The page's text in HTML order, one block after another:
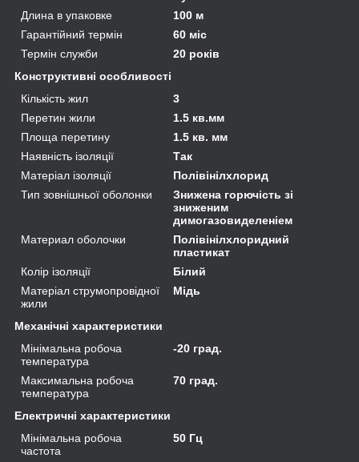
Длина в упаковке
100 м
Гарантійний термін
60 міс
Термін служби
20 років
Конструктивні особливості
Кількість жил
3
Перетин жили
1.5 кв.мм
Площа перетину
1.5 кв. мм
Наявність ізоляції
Так
Матеріал ізоляції
Полівінілхлорид
Тип зовнішньої оболонки
Знижена горючість зі
зниженим
димогазовиделеніем
Материал оболочки
Полівінілхлоридний
пластикат
Колір ізоляції
Білий
Матеріал струмопровідної
жили
Мідь
Механічні характеристики
Мінімальна робоча
температура
-20 град.
Максимальна робоча
температура
70 град.
Електричні характеристики
Мінімальна робоча
частота
50 Гц